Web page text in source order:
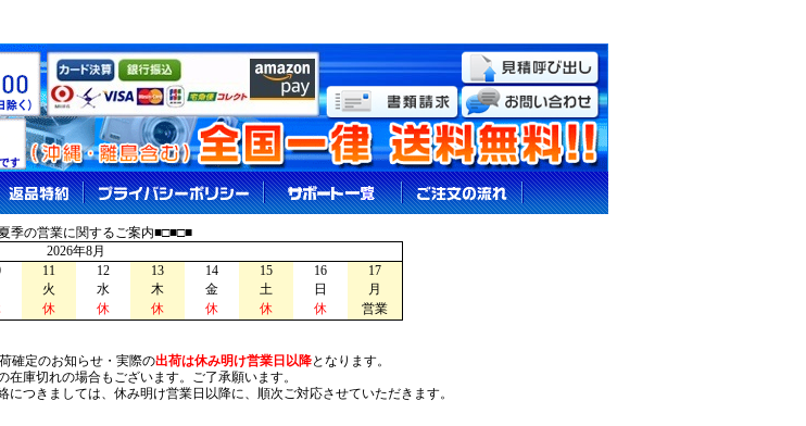
季の営業に関するご案内■□■□■
2026年8月
11 12 13 14 15 16
17
火 水 木 金 土 日
月
休 休 休 休 休 休
営業
確定のお知らせ・実際の出荷は休み明け営業日以降となります。
庫切れの場合もございます。ご了承願います。
つきましては、休み明け営業日以降に、順次ご対応させていただきます。